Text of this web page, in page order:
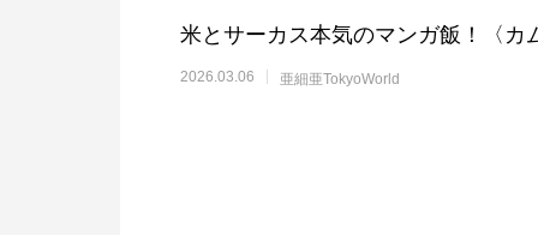
米とサーカス本気のマンガ飯！〈
2026.03.06 亜細亜TokyoWorld